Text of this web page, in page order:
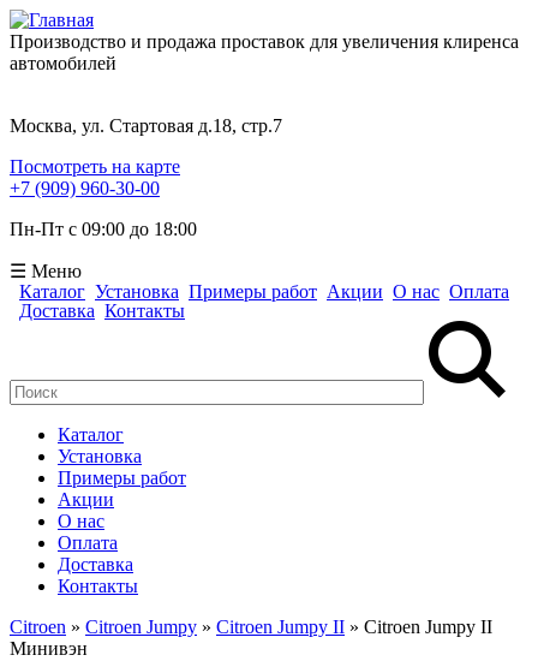
Производство и продажа проставок для увеличения клиренса
автомобилей
Москва, ул. Стартовая д.18, стр.7
Посмотреть на карте
+7 (909) 960-30-00
Пн-Пт с 09:00 до 18:00
☰ Меню
Каталог Установка Примеры работ Акции О нас Оплата
Доставка Контакты
Каталог
Установка
Примеры работ
Акции
О нас
Оплата
Доставка
Контакты
Citroen » Citroen Jumpy » Citroen Jumpy II » Citroen Jumpy II
Минивэн